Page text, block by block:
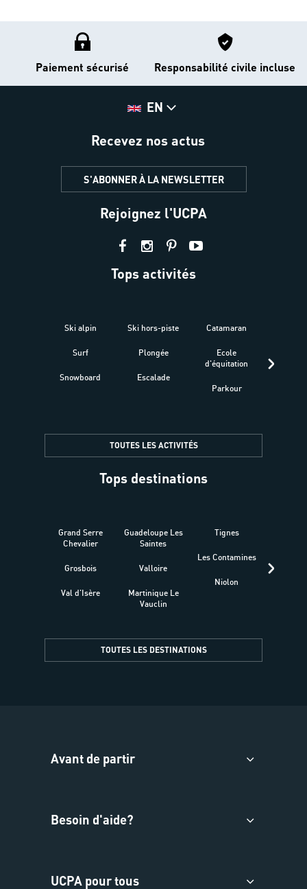
Paiement sécurisé Responsabilité civile incluse
EN
Recevez nos actus
S'ABONNER À LA NEWSLETTER
Rejoignez l'UCPA
Tops activités
Ski alpin
Surf
Snowboard
Ski hors-piste
Plongée
Escalade
Catamaran
Ecole
d'équitation
Parkour
TOUTES LES ACTIVITÉS
Tops destinations
Grand Serre
Chevalier
Grosbois
Val d'Isère
Guadeloupe Les
Saintes
Valloire
Martinique Le
Vauclin
Tignes
Les Contamines
Niolon
TOUTES LES DESTINATIONS
Avant de partir
Besoin d'aide?
UCPA pour tous